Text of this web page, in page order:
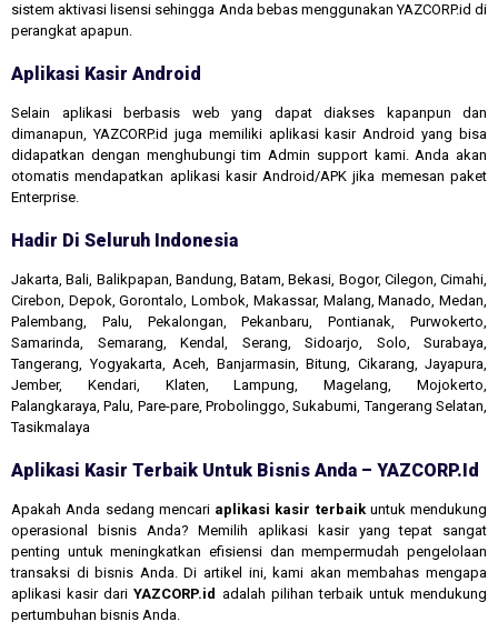
sistem aktivasi lisensi sehingga Anda bebas menggunakan YAZCORP.id di
perangkat apapun.
Aplikasi Kasir Android
Selain aplikasi berbasis web yang dapat diakses kapanpun dan
dimanapun, YAZCORP.id juga memiliki aplikasi kasir Android yang bisa
didapatkan dengan menghubungi tim Admin support kami. Anda akan
otomatis mendapatkan aplikasi kasir Android/APK jika memesan paket
Enterprise.
Hadir Di Seluruh Indonesia
Jakarta, Bali, Balikpapan, Bandung, Batam, Bekasi, Bogor, Cilegon, Cimahi,
Cirebon, Depok, Gorontalo, Lombok, Makassar, Malang, Manado, Medan,
Palembang, Palu, Pekalongan, Pekanbaru, Pontianak, Purwokerto,
Samarinda, Semarang, Kendal, Serang, Sidoarjo, Solo, Surabaya,
Tangerang, Yogyakarta, Aceh, Banjarmasin, Bitung, Cikarang, Jayapura,
Jember, Kendari, Klaten, Lampung, Magelang, Mojokerto,
Palangkaraya, Palu, Pare-pare, Probolinggo, Sukabumi, Tangerang Selatan,
Tasikmalaya
Aplikasi Kasir Terbaik Untuk Bisnis Anda – YAZCORP.id
Apakah Anda sedang mencari aplikasi kasir terbaikuntuk mendukung
operasional bisnis Anda? Memilih aplikasi kasir yang tepat sangat
penting untuk meningkatkan efisiensi dan mempermudah pengelolaan
transaksi di bisnis Anda. Di artikel ini, kami akan membahas mengapa
aplikasi kasir dariYAZCORP.id adalah pilihan terbaik untuk mendukung
pertumbuhan bisnis Anda.